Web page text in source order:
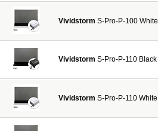
Vividstorm S-Pro-P-100 White
Vividstorm S-Pro-P-110 Black
Vividstorm S-Pro-P-110 White